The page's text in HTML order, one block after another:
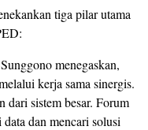
tiga pilar utama
menegaskan,
kerja sama sinergis.
dari sistem besar. Forum
dan mencari solusi